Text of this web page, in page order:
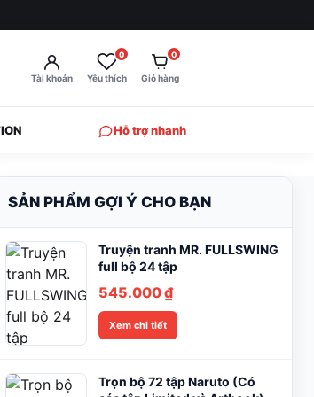
Tài khoản Yêu thích
0
Giỏ hàng
0
Hỗ trợ nhanh
SẢN PHẨM GỢI Ý CHO BẠN
Truyện tranh MR. FULLSWING
full bộ 24 tập
545.000₫
Xem chi tiết
Trọn bộ 72 tập Naruto (Có